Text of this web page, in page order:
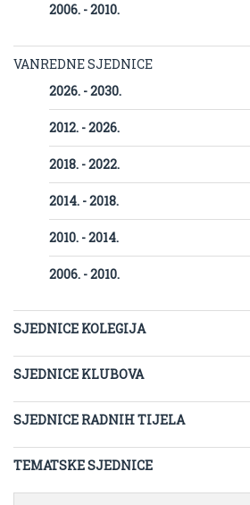
2006. - 2010.
VANREDNE SJEDNICE
2026. - 2030.
2012. - 2026.
2018. - 2022.
2014. - 2018.
2010. - 2014.
2006. - 2010.
SJEDNICE KOLEGIJA
SJEDNICE KLUBOVA
SJEDNICE RADNIH TIJELA
TEMATSKE SJEDNICE